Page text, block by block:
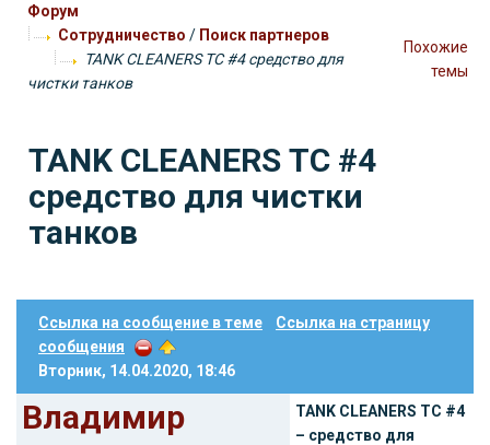
Форум
Сотрудничество / Поиск партнеров
TANK CLEANERS ТС #4 средство для
чистки танков
Похожие
темы
TANK CLEANERS ТС #4
средство для чистки
танков
Ссылка на сообщение в теме
Ссылка на страницу
сообщения
Вторник, 14.04.2020, 18:46
Владимир
TANK CLEANERS ТС #4
– средство для